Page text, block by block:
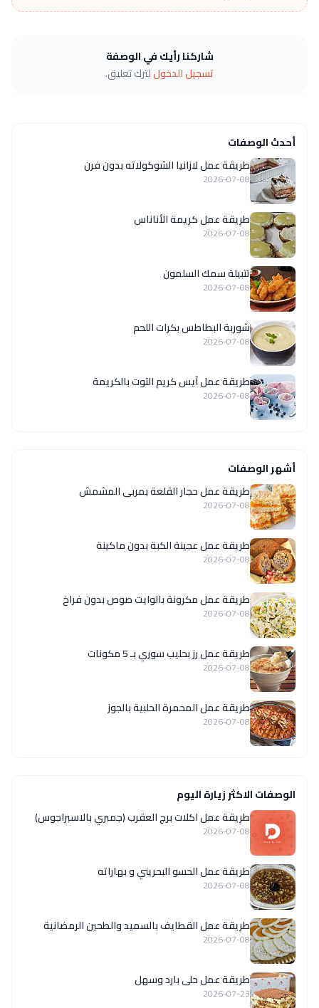
شاركنا رأيك في الوصفة
تسجيل الدخوللترك تعليق.
أحدث الوصفات
طريقة عمل لازانيا الشوكولاته بدون فرن
2026-07-08
طريقة عمل كريمة الأناناس
2026-07-08
تتبيلة سمك السلمون
2026-07-08
شوربة البطاطس بكرات اللحم
2026-07-08
طريقة عمل آيس كريم التوت بالكريمة
2026-07-08
أشهر الوصفات
طريقة عمل حجار القلعة بمربى المشمش
2026-07-08
طريقة عمل عجينة الكبة بدون ماكينة
2026-07-08
طريقة عمل مكرونة بالوايت صوص بدون فراخ
2026-07-08
طريقة عمل رز بحليب سوري بـ 5 مكونات
2026-07-08
طريقة عمل المحمرة الحلبية بالجوز
2026-07-08
الوصفات الاكثر زيارة اليوم
طريقة عمل اكلات برج العقرب (جمبري بالاسبراجوس)
2026-07-08
طريقة عمل الحسو البحريني و بهاراته
2026-07-08
طريقة عمل القطايف بالسميد والطحين الرمضانية
2026-07-08
طريقة عمل حلى بارد وسهل
2026-07-23